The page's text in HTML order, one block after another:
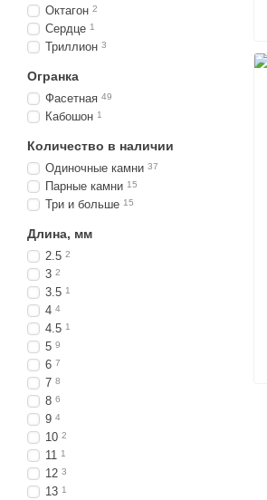
Октагон 2
Сердце 1
Триллион 3
Огранка
Фасетная 49
Кабошон 1
Количество в наличии
Одиночные камни 37
Парные камни 15
Три и больше 15
Длина, мм
2.5 2
3 2
3.5 1
4 4
4.5 1
5 9
6 7
7 8
8 6
9 4
10 2
11 1
12 3
13 1